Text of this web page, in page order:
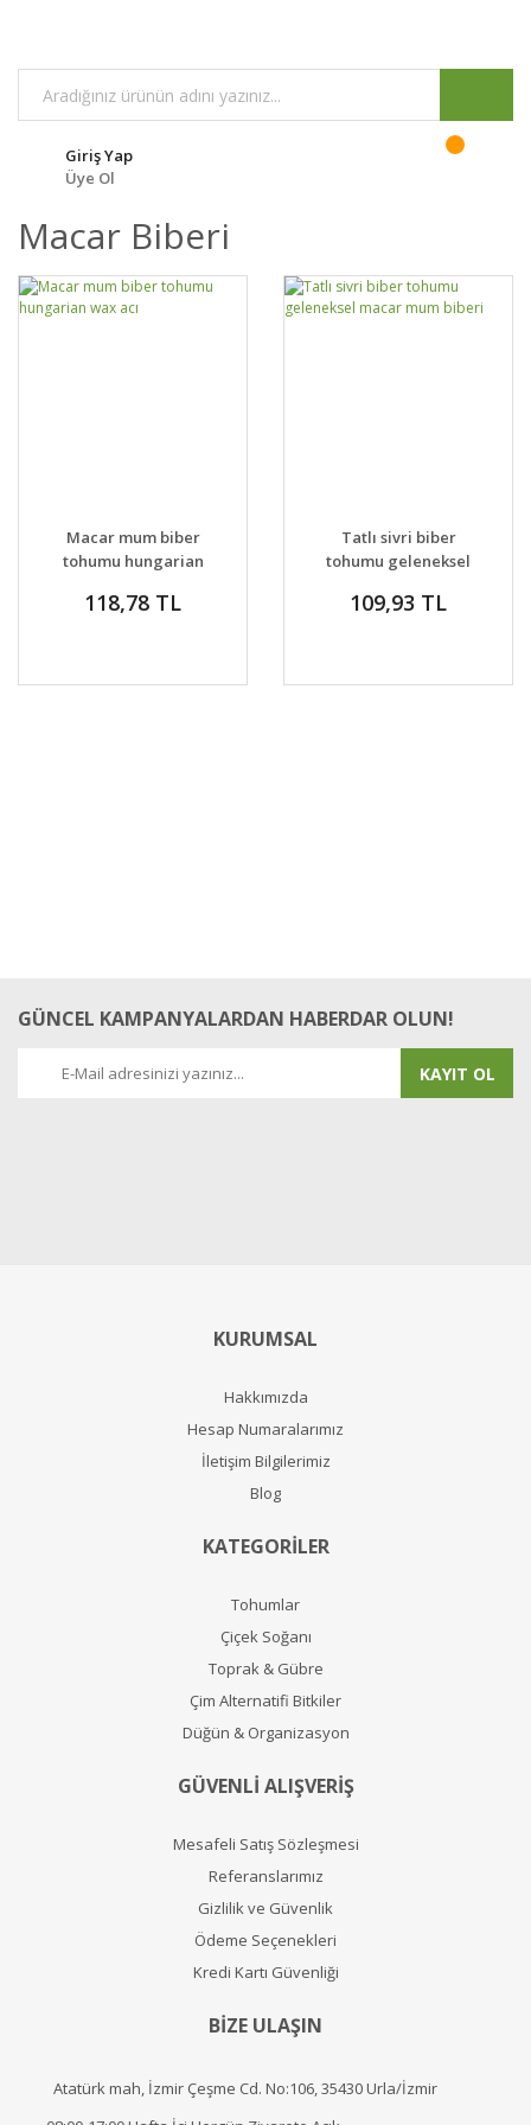
Giriş Yap
Üye Ol
Macar Biberi
DETAYLAR SEPETE EKLE
Macar mum biber
tohumu hungarian
118,78 TL
DETAYLAR
VER
Tatlı sivri biber
tohumu geleneksel
109,93 TL
GÜNCEL KAMPANYALARDAN HABERDAR OLUN!
KAYIT OL
KURUMSAL
Hakkımızda
Hesap Numaralarımız
İletişim Bilgilerimiz
Blog
KATEGORİLER
Tohumlar
Çiçek Soğanı
Toprak & Gübre
Çim Alternatifi Bitkiler
Düğün & Organizasyon
GÜVENLİ ALIŞVERİŞ
Mesafeli Satış Sözleşmesi
Referanslarımız
Gizlilik ve Güvenlik
Ödeme Seçenekleri
Kredi Kartı Güvenliği
BİZE ULAŞIN
Atatürk mah, İzmir Çeşme Cd. No:106, 35430 Urla/İzmir